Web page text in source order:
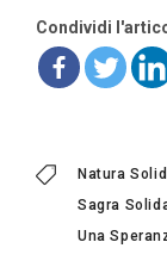
Condividi
Natura
Sagra
Una